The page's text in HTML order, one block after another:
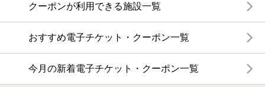
クーポンが利用できる施設一覧
おすすめ電子チケット・クーポン一覧
今月の新着電子チケット・クーポン一覧